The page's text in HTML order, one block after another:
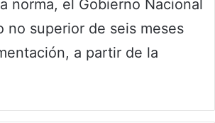
norma, el Gobierno Nacional
no superior de seis meses
a partir de la